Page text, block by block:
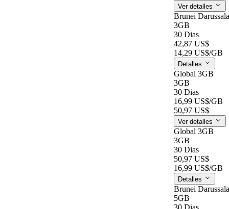
Ver detalles
Brunei
3GB
30 Dias
42,87 US$
14,29 US$/GB
Detalles
Global 3GB
3GB
30 Dias
16,99 US$/GB
50,97 US$
Ver detalles
Global 3GB
3GB
30 Dias
50,97 US$
16,99 US$/GB
Detalles
Brunei
5GB
30 Dias